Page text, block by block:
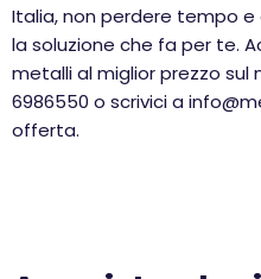
Italia, non perdere tempo
la soluzione che fa per te.
metalli al miglior prezzo sul
6986550 o scrivici a
offerta.